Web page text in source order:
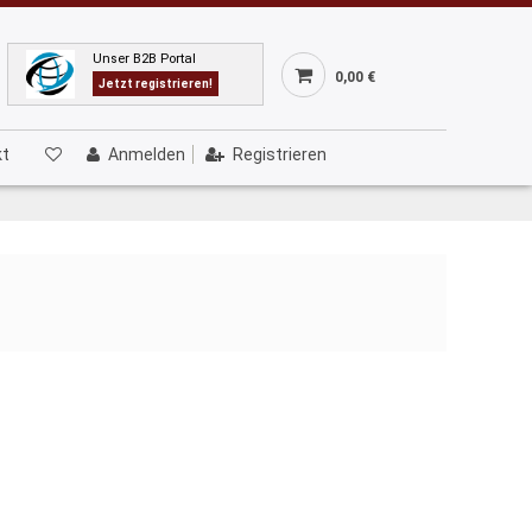
Unser B2B Portal
Jetzt registrieren! 0,00 €
Anmelden Registrieren